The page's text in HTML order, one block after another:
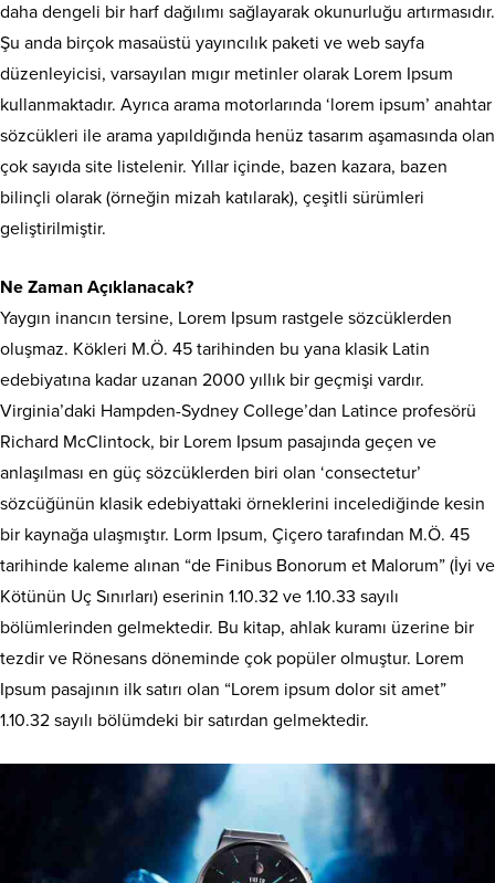
daha dengeli bir harf dağılımı sağlayarak okunurluğu artırmasıdır.
Şu anda birçok masaüstü yayıncılık paketi ve web sayfa
düzenleyicisi, varsayılan mıgır metinler olarak Lorem Ipsum
kullanmaktadır. Ayrıca arama motorlarında ‘lorem ipsum’ anahtar
sözcükleri ile arama yapıldığında henüz tasarım aşamasında olan
çok sayıda site listelenir. Yıllar içinde, bazen kazara, bazen
bilinçli olarak (örneğin mizah katılarak), çeşitli sürümleri
geliştirilmiştir.
Ne Zaman Açıklanacak?
Yaygın inancın tersine, Lorem Ipsum rastgele sözcüklerden
oluşmaz. Kökleri M.Ö. 45 tarihinden bu yana klasik Latin
edebiyatına kadar uzanan 2000 yıllık bir geçmişi vardır.
Virginia’daki Hampden-Sydney College’dan Latince profesörü
Richard McClintock, bir Lorem Ipsum pasajında geçen ve
anlaşılması en güç sözcüklerden biri olan ‘consectetur’
sözcüğünün klasik edebiyattaki örneklerini incelediğinde kesin
bir kaynağa ulaşmıştır. Lorm Ipsum, Çiçero tarafından M.Ö. 45
tarihinde kaleme alınan “de Finibus Bonorum et Malorum” (İyi ve
Kötünün Uç Sınırları) eserinin 1.10.32 ve 1.10.33 sayılı
bölümlerinden gelmektedir. Bu kitap, ahlak kuramı üzerine bir
tezdir ve Rönesans döneminde çok popüler olmuştur. Lorem
Ipsum pasajının ilk satırı olan “Lorem ipsum dolor sit amet”
1.10.32 sayılı bölümdeki bir satırdan gelmektedir.